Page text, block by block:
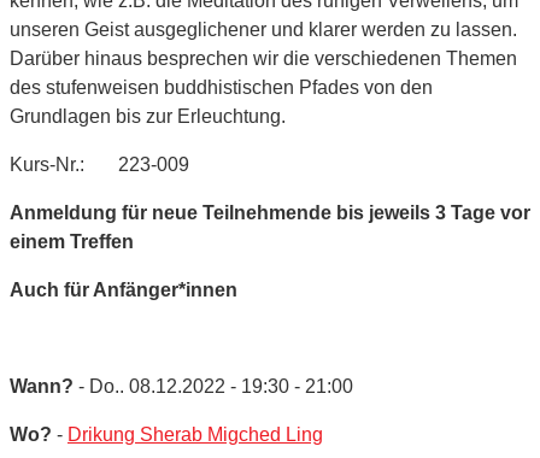
unseren Geist ausgeglichener und klarer werden zu lassen.
Darüber hinaus besprechen wir die verschiedenen Themen
des stufenweisen buddhistischen Pfades von den
Grundlagen bis zur Erleuchtung.
Kurs-Nr.: 223-009
Anmeldung für neue Teilnehmende bis jeweils 3 Tage vor
einem Treffen
Auch für Anfänger*innen
Wann? - Do.. 08.12.2022 - 19:30 - 21:00
Wo? - Drikung Sherab Migched Ling